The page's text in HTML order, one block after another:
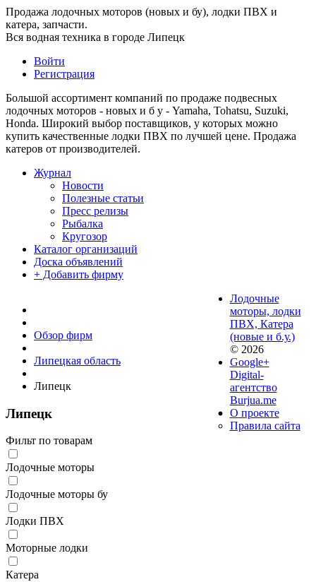
Продажа лодочных моторов (новых и бу), лодки ПВХ и
катера, запчасти.
Вся водная техника в городе Липецк
Войти
Регистрация
Большой ассортимент компаний по продаже подвесных
лодочных моторов - новых и б у - Yamaha, Tohatsu, Suzuki,
Honda. Широкий выбор поставщиков, у которых можно
купить качественные лодки ПВХ по лучшей цене. Продажа
катеров от производителей.
Журнал
Новости
Полезные статьи
Пресс релизы
Рыбалка
Кругозор
Каталог организаций
Доска объявлений
+ Добавить фирму
Обзор фирм
Липецкая область
Липецк
Липецк
Фильт по товарам
Лодочные моторы
Лодочные моторы бу
Лодки ПВХ
Моторные лодки
Катера
Лодочные
моторы, лодки
ПВХ, Катера
(новые и б.у.)
© 2026
Google+
Digital-
агентство
Burjua.me
О проекте
Правила сайта